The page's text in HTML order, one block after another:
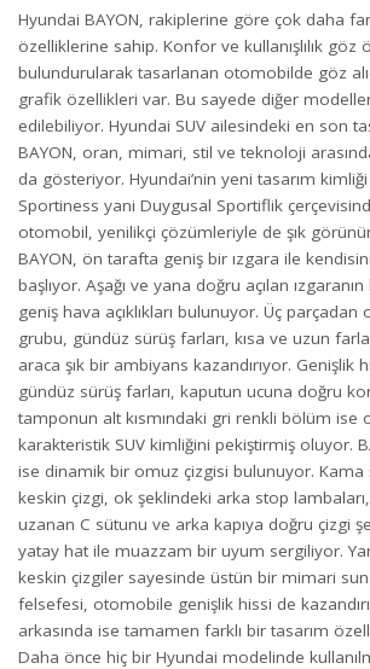
Hyundai BAYON, rakiplerine göre çok daha
özelliklerine sahip. Konfor ve kullanışlılık göz
bulundurularak tasarlanan otomobilde göz
grafik özellikleri var. Bu sayede diğer
edilebiliyor. Hyundai SUV ailesindeki en son
BAYON, oran, mimari, stil ve teknoloji
da gösteriyor. Hyundai’nin yeni tasarım
Sportiness yani Duygusal Sportiflik
otomobil, yenilikçi çözümleriyle de şık
BAYON, ön tarafta geniş bir ızgara ile
başlıyor. Aşağı ve yana doğru açılan
geniş hava açıklıkları bulunuyor. Üç parçadan
grubu, gündüz sürüş farları, kısa ve uzun
araca şık bir ambiyans kazandırıyor. Genişlik
gündüz sürüş farları, kaputun ucuna doğru
tamponun alt kısmındaki gri renkli bölüm ise
karakteristik SUV kimliğini pekiştirmiş oluyor.
ise dinamik bir omuz çizgisi bulunuyor. Kama
keskin çizgi, ok şeklindeki arka stop
uzanan C sütunu ve arka kapıya doğru çizgi
yatay hat ile muazzam bir uyum sergiliyor.
keskin çizgiler sayesinde üstün bir mimari
felsefesi, otomobile genişlik hissi de
arkasında ise tamamen farklı bir tasarım
Daha önce hiç bir Hyundai modelinde